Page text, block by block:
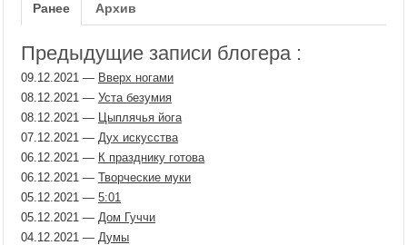
Ранее Архив
Предыдущие записи блогера :
09.12.2021 — Вверх ногами
08.12.2021 — Уста безумия
08.12.2021 — Цыплячья йога
07.12.2021 — Дух искусства
06.12.2021 — К празднику готова
06.12.2021 — Творческие муки
05.12.2021 — 5:01
05.12.2021 — Дом Гуччи
04.12.2021 — Думы